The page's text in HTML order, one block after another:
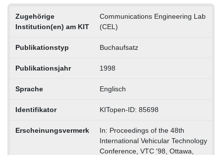
Zugehörige
Institution(en) am KIT
Communications Engineering Lab
(CEL)
Publikationstyp Buchaufsatz
Publikationsjahr 1998
Sprache Englisch
Identifikator KITopen-ID: 85698
Erscheinungsvermerk
In: Proceedings of the 48th
International Vehicular Technology
Conference, VTC '98, Ottawa,